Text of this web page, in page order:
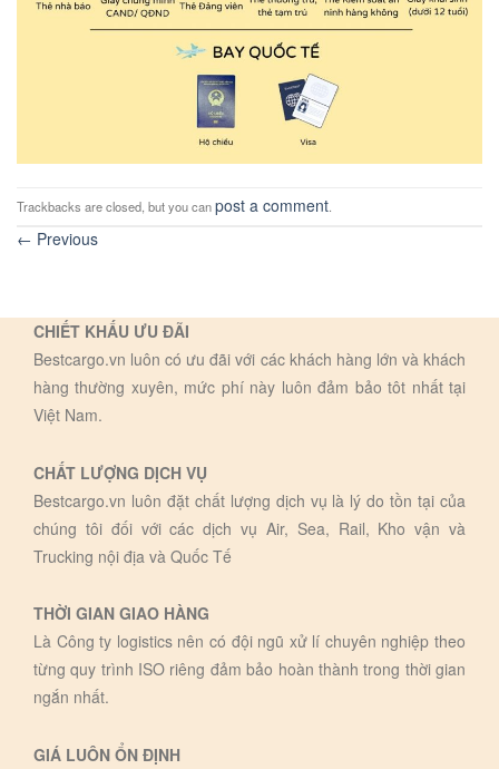
Trackbacks are closed, but you canpost a comment.
← Previous
CHIẾT KHẤU ƯU ĐÃI
Bestcargo.vn luôn có ưu đãi với các khách hàng lớn và khách
hàng thường xuyên, mức phí này luôn đảm bảo tôt nhất tại
Việt Nam.
CHẤT LƯỢNG DỊCH VỤ
Bestcargo.vn luôn đặt chất lượng dịch vụ là lý do tồn tại của
chúng tôi đối với các dịch vụ Air, Sea, Rail, Kho vận và
Trucking nội địa và Quốc Tế
THỜI GIAN GIAO HÀNG
Là Công ty logistics nên có đội ngũ xử lí chuyên nghiệp theo
từng quy trình ISO riêng đảm bảo hoàn thành trong thời gian
ngắn nhất.
GIÁ LUÔN ỔN ĐỊNH